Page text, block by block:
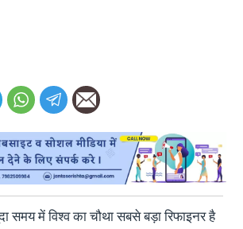
समय में विश्व का चौथा सबसे बड़ा रिफाइनर है